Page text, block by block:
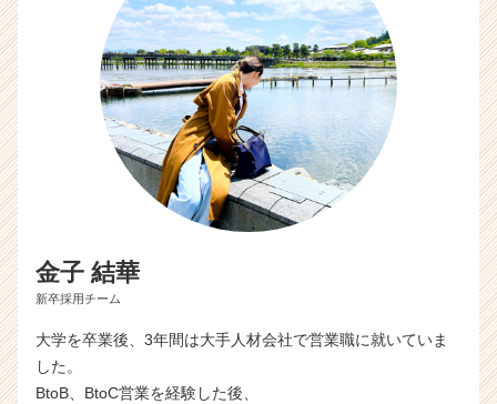
金子 結華
新卒採用チーム
大学を卒業後、3年間は大手人材会社で営業職に就いていま
した。
BtoB、BtoC営業を経験した後、